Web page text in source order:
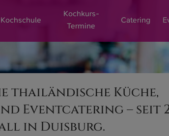
Kochschule
Kochkurs-
Termine
Catering
thailändische Küche,
Eventcatering – seit
in Duisburg.